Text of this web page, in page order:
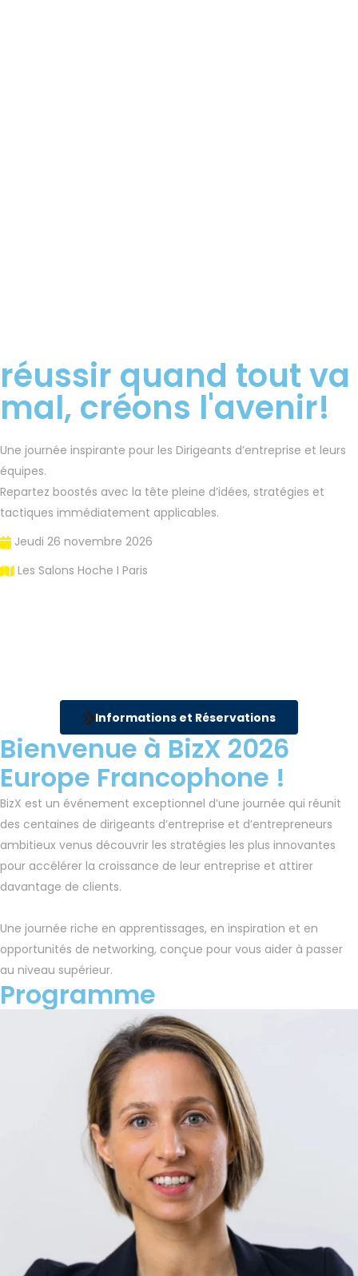
réussir quand tout va
mal, créons l'avenir!
Une journée inspirante pour les Dirigeants d’entreprise et leurs
équipes.
Repartez boostés avec la tête pleine d’idées, stratégies et
tactiques immédiatement applicables.
Jeudi 26 novembre 2026
Les Salons Hoche I Paris
Informations et Réservations
Bienvenue à BizX 2026
Europe Francophone !
BizX est un événement exceptionnel d’une journée qui réunit
des centaines de dirigeants d’entreprise et d’entrepreneurs
ambitieux venus découvrir les stratégies les plus innovantes
pour accélérer la croissance de leur entreprise et attirer
davantage de clients.
Une journée riche en apprentissages, en inspiration et en
opportunités de networking, conçue pour vous aider à passer
au niveau supérieur.
Programme